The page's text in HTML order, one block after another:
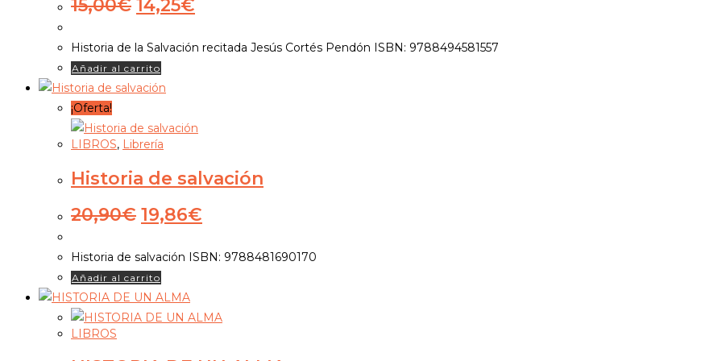
15,00€ El
original
era:
15,00€.
14,25€
actual
es:
Historia de la Salvación recitada Jesús Cortés Pendón ISBN: 9788494581557
Añadir al carrito
¡Oferta!
LIBROS, Librería
Historia de salvación
20,90€ El
precio
original
era:
20,90€.
19,86€
precio
actual
es:
Historia de salvación ISBN: 9788481690170
Añadir al carrito
LIBROS